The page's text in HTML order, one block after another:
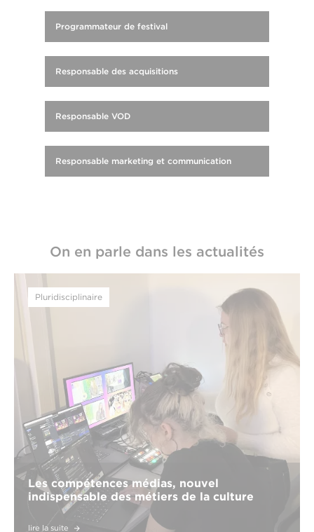
Programmateur de festival
Responsable des acquisitions
Responsable VOD
Responsable marketing et communication
On en parle dans les actualités
Pluridisciplinaire
Les compétences médias, nouvel
indispensable des métiers de la culture
lire la suite